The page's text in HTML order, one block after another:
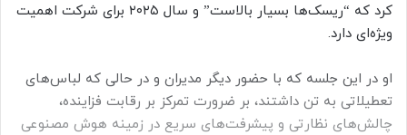
کرد که “ریسک‌ها بسیار بالاست” و سال ۲۰۲۵ برای شرکت اهمیت
ویژه‌ای دارد.
او در این جلسه که با حضور دیگر مدیران و در حالی که لباس‌های
تعطیلاتی به تن داشتند، بر ضرورت تمرکز بر رقابت فزاینده،
چالش‌های نظارتی و پیشرفت‌های سریع در زمینه هوش مصنوعی